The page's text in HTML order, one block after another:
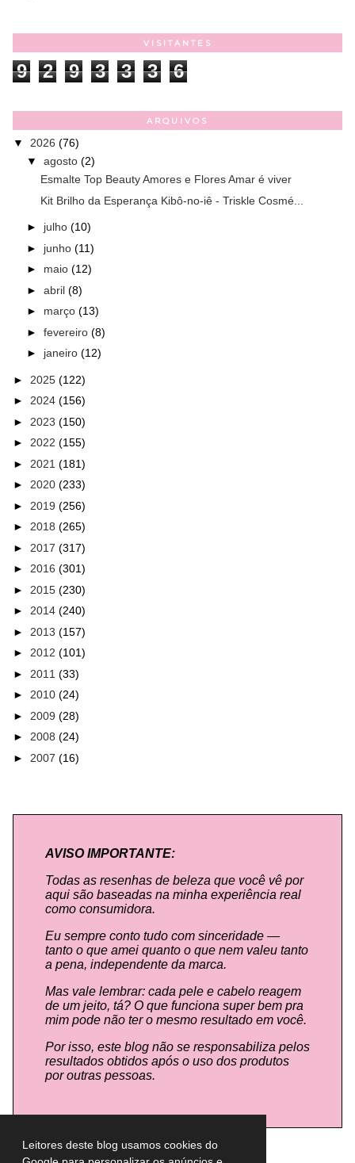
Leitores deste blog usamos cookies do
VISITANTES
9 2 9 3 3 3 6
ARQUIVOS
▼ 2026 (76)
▼ agosto (2)
Esmalte Top Beauty Amores e Flores Amar é viver
Kit Brilho da Esperança Kibô-no-iê - Triskle Cosmé...
► julho (10)
► junho (11)
► maio (12)
► abril (8)
► março (13)
► fevereiro (8)
► janeiro (12)
► 2025 (122)
► 2024 (156)
► 2023 (150)
► 2022 (155)
► 2021 (181)
► 2020 (233)
► 2019 (256)
► 2018 (265)
► 2017 (317)
► 2016 (301)
► 2015 (230)
► 2014 (240)
► 2013 (157)
► 2012 (101)
► 2011 (33)
► 2010 (24)
► 2009 (28)
► 2008 (24)
► 2007 (16)
AVISO IMPORTANTE:
Todas as resenhas de beleza que você vê por
aqui são baseadas na minha experiência real
como consumidora.
Eu sempre conto tudo com sinceridade —
tanto o que amei quanto o que nem valeu tanto
a pena, independente da marca.
Mas vale lembrar: cada pele e cabelo reagem
de um jeito, tá? O que funciona super bem pra
mim pode não ter o mesmo resultado em você.
Por isso, este blog não se responsabiliza pelos
resultados obtidos após o uso dos produtos
por outras pessoas.